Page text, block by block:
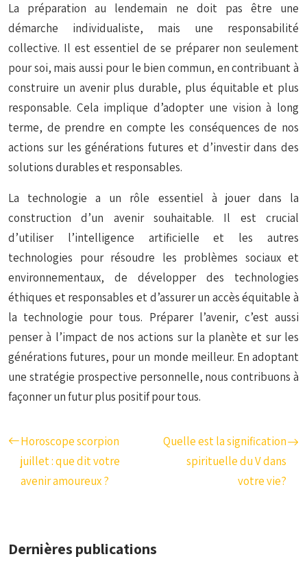
La préparation au lendemain ne doit pas être une
démarche individualiste, mais une responsabilité
collective. Il est essentiel de se préparer non seulement
pour soi, mais aussi pour le bien commun, en contribuant à
construire un avenir plus durable, plus équitable et plus
responsable. Cela implique d’adopter une vision à long
terme, de prendre en compte les conséquences de nos
actions sur les générations futures et d’investir dans des
solutions durables et responsables.
La technologie a un rôle essentiel à jouer dans la
construction d’un avenir souhaitable. Il est crucial
d’utiliser l’intelligence artificielle et les autres
technologies pour résoudre les problèmes sociaux et
environnementaux, de développer des technologies
éthiques et responsables et d’assurer un accès équitable à
la technologie pour tous. Préparer l’avenir, c’est aussi
penser à l’impact de nos actions sur la planète et sur les
générations futures, pour un monde meilleur. En adoptant
une stratégie prospective personnelle, nous contribuons à
façonner un futur plus positif pour tous.
Horoscope scorpion
juillet : que dit votre
avenir amoureux ?
Quelle est la signification
spirituelle du V dans
votre vie?
Dernières publications